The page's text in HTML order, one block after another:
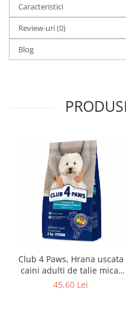
Caracteristici
Review-uri(0)
Blog
Club 4 Paws, Hrana uscata
caini adulti de talie mica,
miel si orez, 2kg
45,60 Lei